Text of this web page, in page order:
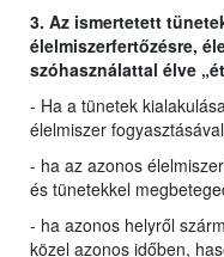
3. Az ismertetett
élelmiszerfertőzésre,
szóhasználattal élve
- Ha a tünetek
élelmiszer
- ha az azonos
és tünetekkel
- ha azonos helyről
közel azonos időben,